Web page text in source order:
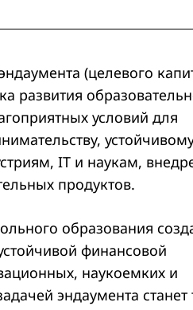
(целевого
развития
условий для
IT и наукам,
продуктов.
образования
финансовой
наукоемких и
эндаумента станет